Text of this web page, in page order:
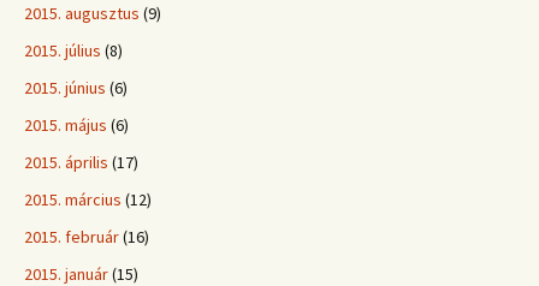
2015. augusztus (9)
2015. július (8)
2015. június (6)
2015. május (6)
2015. április (17)
2015. március (12)
2015. február(16)
2015. január(15)